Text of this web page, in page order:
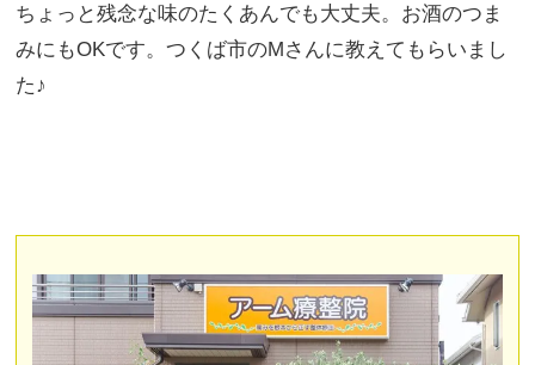
ちょっと残念な味のたくあんでも大丈夫。お酒のつま
みにもOKです。つくば市のMさんに教えてもらいまし
た♪